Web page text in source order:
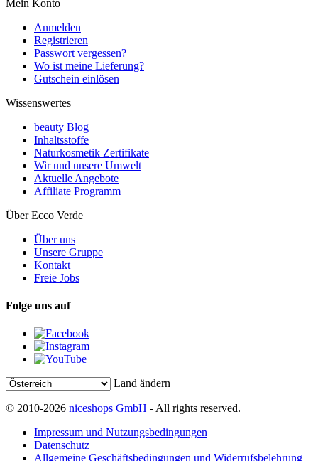
Mein Konto
Anmelden
Registrieren
Passwort vergessen?
Wo ist meine Lieferung?
Gutschein einlösen
Wissenswertes
beauty Blog
Inhaltsstoffe
Naturkosmetik Zertifikate
Wir und unsere Umwelt
Aktuelle Angebote
Affiliate Programm
Über Ecco Verde
Über uns
Unsere Gruppe
Kontakt
Freie Jobs
Folge uns auf
Land ändern
© 2010-2026 niceshops GmbH - All rights reserved.
Impressum und Nutzungsbedingungen
Datenschutz
Allgemeine Geschäftsbedingungen und Widerrufsbelehrung